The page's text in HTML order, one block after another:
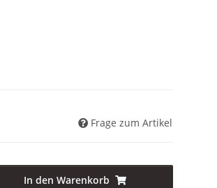
Frage zum Artikel
In den Warenkorb